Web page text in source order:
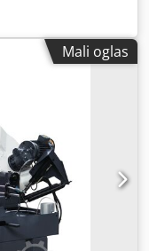
Mali oglas